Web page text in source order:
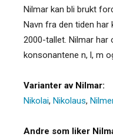
Nilmar kan bli brukt
Navn fra den tiden
2000-tallet. Nilmar har
konsonantene n, l, m
Varianter av Nilmar:
Nikolai, Nikolaus,
Andre som liker